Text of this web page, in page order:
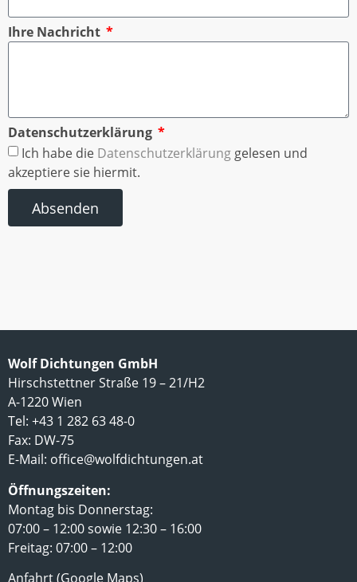
Ihre Nachricht
Datenschutzerklärung
Ich habe die Datenschutzerklärung gelesen und
akzeptiere sie hiermit.
Absenden
Wolf Dichtungen GmbH
Hirschstettner Straße 19 – 21/H2
A-1220 Wien
Tel: +43 1 282 63 48-0
Fax: DW-75
E-Mail: office@wolfdichtungen.at
Öffnungszeiten:
Montag bis Donnerstag:
07:00 – 12:00 sowie 12:30 – 16:00
Freitag: 07:00 – 12:00
Anfahrt (Google Maps)